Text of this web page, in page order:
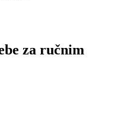
za ručnim